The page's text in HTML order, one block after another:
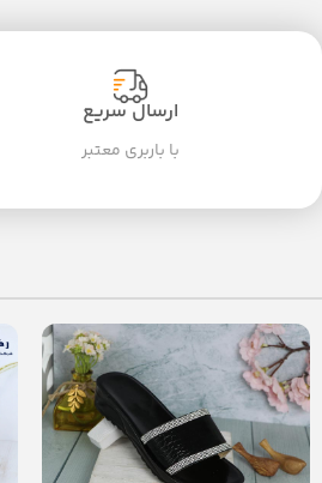
ارسال سریع
با باربری معتبر